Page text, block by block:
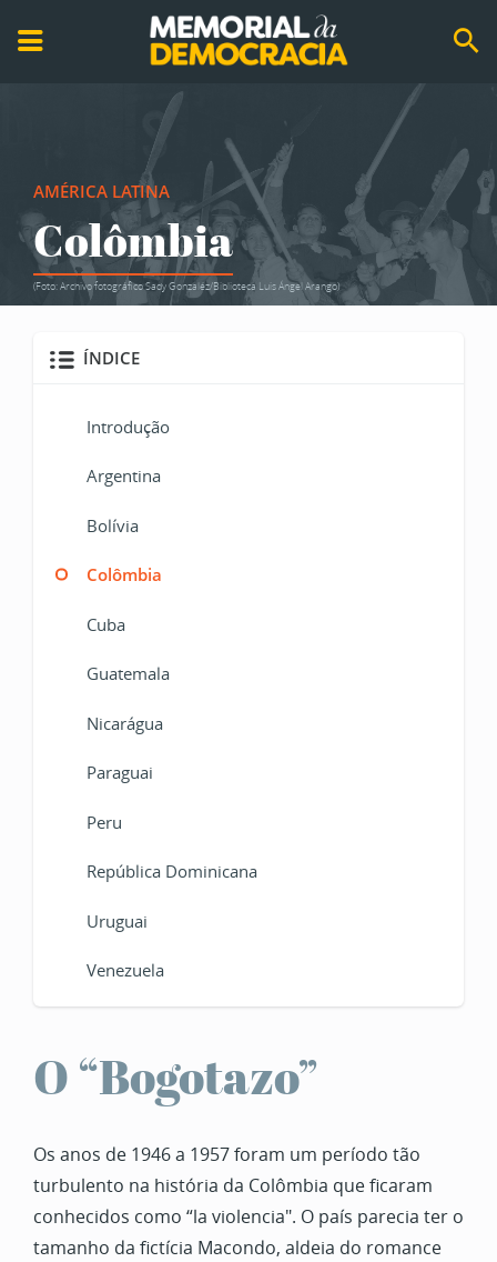
AMÉRICA LATINA
Colômbia
(Foto: Archivo fotográfico Sady Gonzaléz/Biblioteca Luis Ángel Arango)
ÍNDICE
Introdução
Argentina
Bolívia
Colômbia
Cuba
Guatemala
Nicarágua
Paraguai
Peru
República Dominicana
Uruguai
Venezuela
O “Bogotazo”
Os anos de 1946 a 1957 foram um período tão
turbulento na história da Colômbia que ficaram
conhecidos como “la violencia". O país parecia ter o
tamanho da fictícia Macondo, aldeia do romance